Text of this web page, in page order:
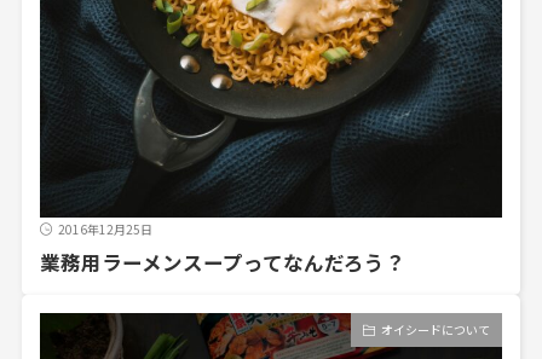
2016年12月25日
業務用ラーメンスープってなんだろう？
オイシードについて